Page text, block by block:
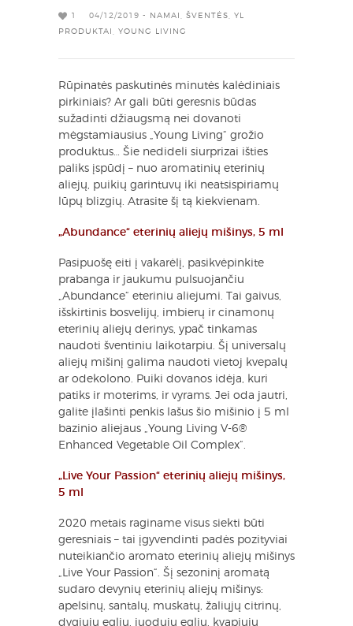
1 04/12/2019 - NAMAI ŠVENTĖS
YL
PRODUKTAI
YOUNG LIVING
Rūpinatės paskutinės minutės kalėdiniais
pirkiniais? Ar gali būti geresnis būdas
sužadinti džiaugsmą nei dovanoti
mėgstamiausius „Young Living“ grožio
produktus… Šie nedideli siurprizai išties
paliks įspūdį – nuo aromatinių eterinių
aliejų, puikių garintuvų iki neatsispiriamų
lūpų blizgių. Atrasite šį tą kiekvienam.
„Abundance“ eterinių aliejų mišinys, 5 ml
Pasipuošę eiti į vakarėlį, pasikvėpinkite
prabanga ir jaukumu pulsuojančiu
„Abundance“ eteriniu aliejumi. Tai gaivus,
išskirtinis bosvelijų, imbierų ir cinamonų
eterinių aliejų derinys, ypač tinkamas
naudoti šventiniu laikotarpiu. Šį universalų
aliejų mišinį galima naudoti vietoj kvepalų
ar odekolono. Puiki dovanos idėja, kuri
patiks ir moterims, ir vyrams. Jei oda jautri,
galite įlašinti penkis lašus šio mišinio į 5 ml
bazinio aliejaus „Young Living V-6®
Enhanced Vegetable Oil Complex“.
„Live Your Passion“ eterinių aliejų mišinys,
5 ml
2020 metais raginame visus siekti būti
geresniais – tai įgyvendinti padės pozityviai
nuteikiančio aromato eterinių aliejų mišinys
„Live Your Passion“. Šį sezoninį aromatą
sudaro devynių eterinių aliejų mišinys:
apelsinų, santalų, muskatų, žaliųjų citrinų,
dygiųjų eglių, juodųjų eglių, kvapiųjų